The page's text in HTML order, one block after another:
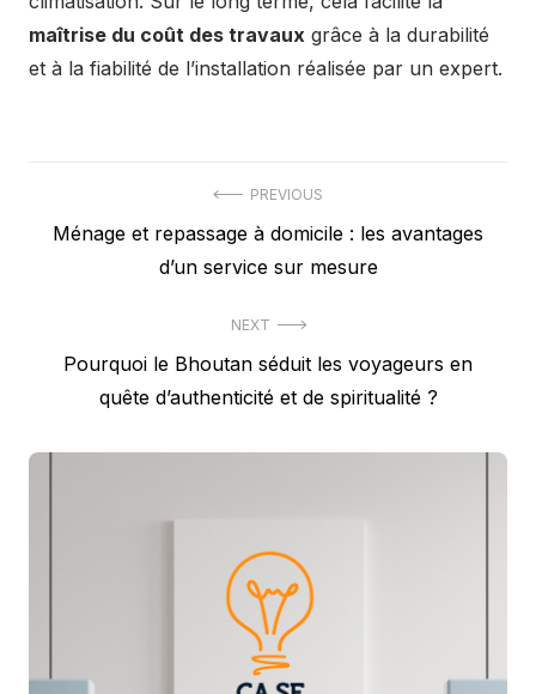
maîtrise du coût des travaux grâce à la durabilité
et à la fiabilité de l’installation réalisée par un expert.
de
PREVIOUS
Previous
Ménage et repassage à domicile : les avantages
d’un service sur mesure
NEXT
NextPourquoi le Bhoutan séduit les voyageurs en
quête d’authenticité et de spiritualité ?